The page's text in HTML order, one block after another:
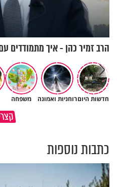
הרב זמיר כהן - איך מתמודדים
חדשות היוםרוחניות ואמונה משפחה
מדוע האמונה נמשלה למלח?
כתבות נוספות